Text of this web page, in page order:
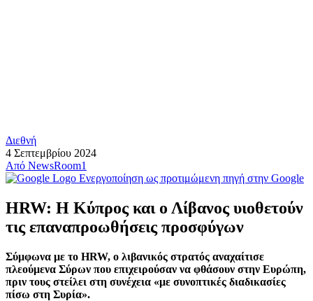
Διεθνή
4 Σεπτεμβρίου 2024
Από NewsRoom1
Ενεργοποίηση ως προτιμώμενη πηγή στην Google
HRW: Η Κύπρος και ο Λίβανος υιοθετούν
τις επαναπροωθήσεις προσφύγων
Σύμφωνα με το HRW, ο λιβανικός στρατός αναχαίτισε
πλεούμενα Σύρων που επιχειρούσαν να φθάσουν στην Ευρώπη,
πριν τους στείλει στη συνέχεια «με συνοπτικές διαδικασίες
πίσω στη Συρία».